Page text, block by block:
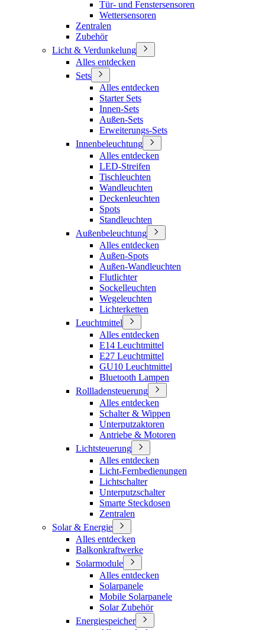
Tür- und Fenstersensoren
Wettersensoren
Zentralen
Zubehör
Licht & Verdunkelung
Alles entdecken
Sets
Alles entdecken
Starter Sets
Innen-Sets
Außen-Sets
Erweiterungs-Sets
Innenbeleuchtung
Alles entdecken
LED-Streifen
Tischleuchten
Wandleuchten
Deckenleuchten
Spots
Standleuchten
Außenbeleuchtung
Alles entdecken
Außen-Spots
Außen-Wandleuchten
Flutlichter
Sockelleuchten
Wegeleuchten
Lichterketten
Leuchtmittel
Alles entdecken
E14 Leuchtmittel
E27 Leuchtmittel
GU10 Leuchtmittel
Bluetooth Lampen
Rollladensteuerung
Alles entdecken
Schalter & Wippen
Unterputzaktoren
Antriebe & Motoren
Lichtsteuerung
Alles entdecken
Licht-Fernbedienungen
Lichtschalter
Unterputzschalter
Smarte Steckdosen
Zentralen
Solar & Energie
Alles entdecken
Balkonkraftwerke
Solarmodule
Alles entdecken
Solarpanele
Mobile Solarpanele
Solar Zubehör
Energiespeicher